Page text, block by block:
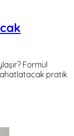
Formül
pratik